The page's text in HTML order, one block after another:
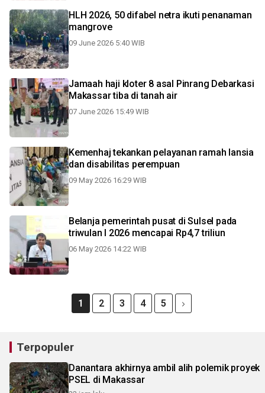
HLH 2026, 50 difabel netra ikuti penanaman
mangrove
09 June 2026 5:40 WIB
Jamaah haji kloter 8 asal Pinrang Debarkasi
Makassar tiba di tanah air
07 June 2026 15:49 WIB
Kemenhaj tekankan pelayanan ramah lansia
dan disabilitas perempuan
09 May 2026 16:29 WIB
Belanja pemerintah pusat di Sulsel pada
triwulan I 2026 mencapai Rp4,7 triliun
06 May 2026 14:22 WIB
1 2 3 4 5
Terpopuler
Danantara akhirnya ambil alih polemik proyek
PSEL di Makassar